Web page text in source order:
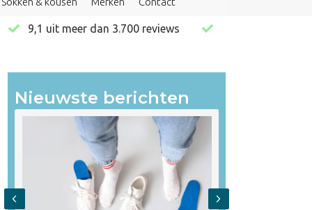
9,1 uit meer dan 3.700 reviews
Nieuwste berichten
Previous Next